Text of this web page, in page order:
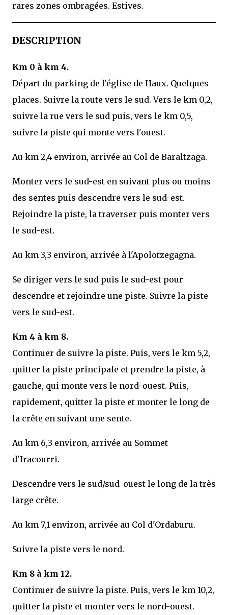
rares zones ombragées. Estives.
DESCRIPTION
Km 0 à km 4.
Départ du parking de l'église de Haux. Quelques
places. Suivre la route vers le sud. Vers le km 0,2,
suivre la rue vers le sud puis, vers le km 0,5,
suivre la piste qui monte vers l'ouest.
Au km 2,4 environ, arrivée au Col de Baraltzaga.
Monter vers le sud-est en suivant plus ou moins
des sentes puis descendre vers le sud-est.
Rejoindre la piste, la traverser puis monter vers
le sud-est.
Au km 3,3 environ, arrivée à l'Apolotzegagna.
Se diriger vers le sud puis le sud-est pour
descendre et rejoindre une piste. Suivre la piste
vers le sud-est.
Km 4 à km 8.
Continuer de suivre la piste. Puis, vers le km 5,2,
quitter la piste principale et prendre la piste, à
gauche, qui monte vers le nord-ouest. Puis,
rapidement, quitter la piste et monter le long de
la crête en suivant une sente.
Au km 6,3 environ, arrivée au Sommet
d'Iracourri.
Descendre vers le sud/sud-ouest le long de la très
large crête.
Au km 7,1 environ, arrivée au Col d'Ordaburu.
Suivre la piste vers le nord.
Km 8 à km 12.
Continuer de suivre la piste. Puis, vers le km 10,2,
quitter la piste et monter vers le nord-ouest.